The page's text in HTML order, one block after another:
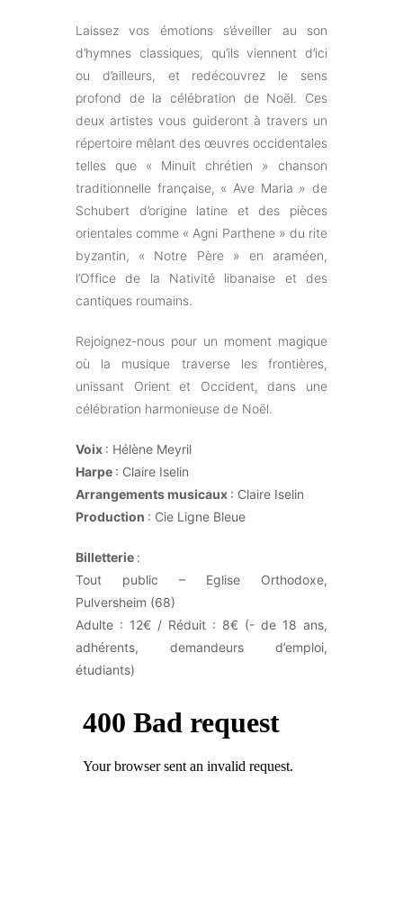
Laissez vos émotions s’éveiller au son
d’hymnes classiques, qu’ils viennent d’ici
ou d’ailleurs, et redécouvrez le sens
profond de la célébration de Noël. Ces
deux artistes vous guideront à travers un
répertoire mêlant des œuvres occidentales
telles que « Minuit chrétien » chanson
traditionnelle française, « Ave Maria » de
Schubert d’origine latine et des pièces
orientales comme « Agni Parthene » du rite
byzantin, « Notre Père » en araméen,
l’Office de la Nativité libanaise et des
cantiques roumains.
Rejoignez-nous pour un moment magique
où la musique traverse les frontières,
unissant Orient et Occident, dans une
célébration harmonieuse de Noël.
Voix : Hélène Meyril
Harpe : Claire Iselin
Arrangements musicaux : Claire Iselin
Production : Cie Ligne Bleue
Billetterie :
Tout public – Eglise Orthodoxe,
Pulversheim (68)
Adulte : 12€ / Réduit : 8€ (- de 18 ans,
adhérents, demandeurs d’emploi,
étudiants)